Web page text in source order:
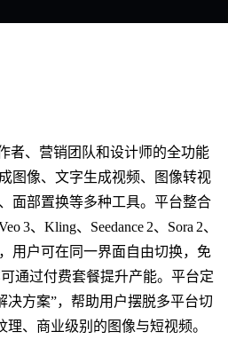
者、营销团队和设计师的全功能
图像、文字生成视频、图像转视
面部置换等多种工具。平台整合
3、Kling、Seedance 2、Sora 2、
用户可在同一界面自由切换，免
通过付费套餐提升产能。平台定
决方案”，帮助用户摆脱多平台切
、商业级别的图像与短视频。